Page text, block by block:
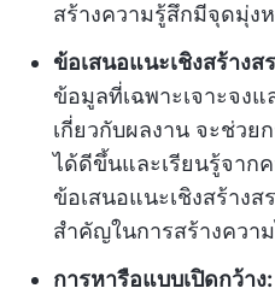
สร้างความรู้สึกมีจุดมุ่ง
ข้อเสนอแนะเชิงสร้าง
ข้อมูลที่เฉพาะเจาะจง
เกี่ยวกับผลงาน จะช่วย
ได้ดีขึ้นและเรียนรู้จาก
ข้อเสนอแนะเชิงสร้าง
สำคัญในการสร้างความ
การหารือแบบเปิดกว้าง: